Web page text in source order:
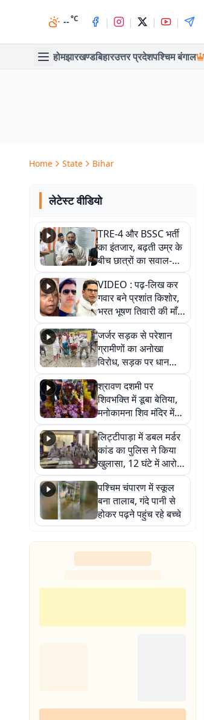
--°C | | | |
होमझारखण्डबिहारउत्तर प्रदेशपश्चिम बंगाल
Home State Bihar
लेटेस्ट वीडियो
TRE-4 और BSSC भर्ती
का इंतजार, बढ़ती उम्र के
बीच छात्रों का सवाल-
आखिर कब आएगी बहाली?
देखें वीडियो
VIDEO : पढ़-लिख कर
गवार बने प्रशांत किशोर,
भरत भूषण तिवारी की माँ ने
कहा नहीं थी उम्मीद, बेटा
था तो किसी को बोलने की
नहीं थी हिम्मत
जर्जर सड़क से परेशान
ग्रामीणों का अनोखा
विरोध, सड़क पर धान
रोपकर और खाद डालकर
जताया आक्रोश
श्रावण दशमी पर
शिवभक्ति में डूबा बेतिया,
मनोकामना शिव मंदिर में
हुआ भव्य श्रृंगार
लिट्टीपाड़ा में डबल मर्डर
कांड का पुलिस ने किया
खुलासा, 12 घंटे में आरोपी
गिरफ्तार
पश्चिम चंपारण में स्कूल
बना तालाब, गंदे पानी से
होकर पढ़ने पहुंच रहे बच्चे